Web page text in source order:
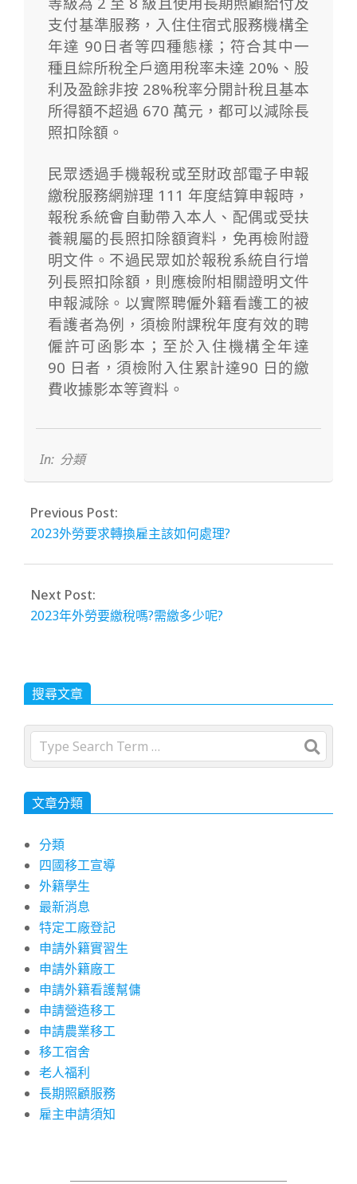
支付基準服務， 入住住宿式服務機構全
年達 90日者等四種態樣；符合其中一
種且綜所稅全戶適用稅率未達 20%、股
利及盈餘非按 28%稅率分開計稅且基本
所得額不超過 670 萬元，都可以減除長
照扣除額。
民眾透過手機報稅或至財政部電子申報
繳稅服務網辦理 111 年度結算申報時，
報稅系統會自動帶入本人、配偶或受扶
養親屬的長照扣除額資料，免再檢附證
明文件。不過民眾如於報稅系統自行增
列長照扣除額，則應檢附相關證明文件
申報減除。以實際聘僱外籍看護工的被
看護者為例，須檢附課稅年度有效的聘
僱許可函影本；至於入住機構全年達
90 日者，須檢附入住累計達90 日的繳
費收據影本等資料。
30
In: 分類
Previous Post:
2023外勞要求轉換雇主該如何處理?
Next Post:
2023年外勞要繳稅嗎?需繳多少呢?
搜尋文章
Search
文章分類
分類
四國移工宣導
外籍學生
最新消息
特定工廠登記
申請外籍實習生
申請外籍廠工
申請外籍看護幫傭
申請營造移工
申請農業移工
移工宿舍
老人福利
長期照顧服務
雇主申請須知